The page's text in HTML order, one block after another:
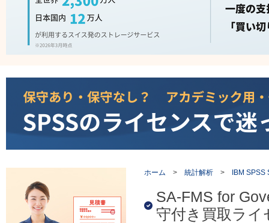
ホーム > 統計解析 > IBM SPSS
SA-FMS for
守付き買取ライ